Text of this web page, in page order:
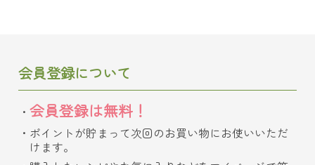
会員登録について
会員登録は無料！
ポイントが貯まって次回のお買い物にお使いいただ
けます。